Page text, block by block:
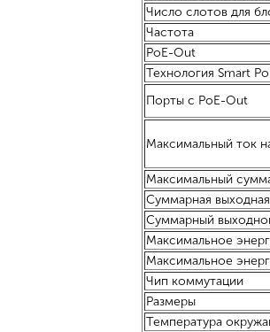
Число слотов для
Частота
PoE-Out
Технология Smart
Порты с PoE-Out
Максимальный ток
Максимальный
Суммарная
Суммарный
Максимальное
Максимальное
Чип коммутации
Размеры
Температура